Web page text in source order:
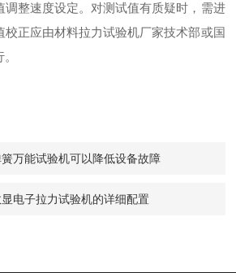
调整速度设定。对测试值有质疑时，需进
校正应由材料拉力试验机厂家技术部或国
万能试验机可以降低设备故障
电子拉力试验机的详细配置